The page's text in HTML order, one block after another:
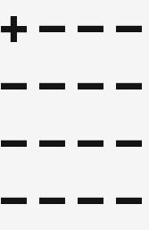
----